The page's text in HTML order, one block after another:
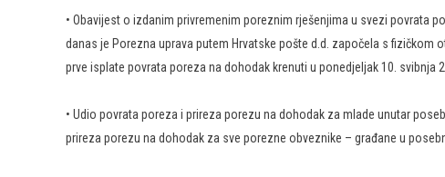
• Obavijest o izdanim privremenim poreznim rješenjima u svezi povrata
danas je Porezna uprava putem Hrvatske pošte d.d. započela s fizičkom
prve isplate povrata poreza na dohodak krenuti u ponedjeljak 10. svibnja
• Udio povrata poreza i prireza porezu na dohodak za mlade unutar
prireza porezu na dohodak za sve porezne obveznike – građane u